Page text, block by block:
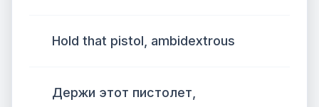
Hold that pistol, ambidextrous
Держи этот пистолет,